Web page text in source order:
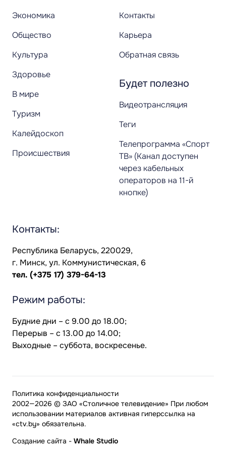
Экономика
Общество
Культура
Здоровье
В мире
Туризм
Калейдоскоп
Происшествия
Контакты
Карьера
Обратная связь
Будет полезно
Видеотрансляция
Теги
Телепрограмма «Спорт
ТВ» (Канал доступен
через кабельных
операторов на 11-й
кнопке)
Контакты:
Республика Беларусь, 220029,
г. Минск, ул. Коммунистическая, 6
тел. (+375 17) 379-64-13
Режим работы:
Будние дни – с 9.00 до 18.00;
Перерыв – с 13.00 до 14.00;
Выходные – суббота, воскресенье.
2002—2026 © ЗАО «Столичное телевидение» При любом
использовании материалов активная гиперссылка на
«ctv.by» обязательна.
Политика конфиденциальности
Создание сайта - Whale Studio